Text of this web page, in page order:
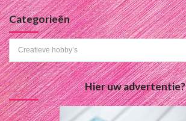
Categorieën
Categorieën
Hier uw advertentie?